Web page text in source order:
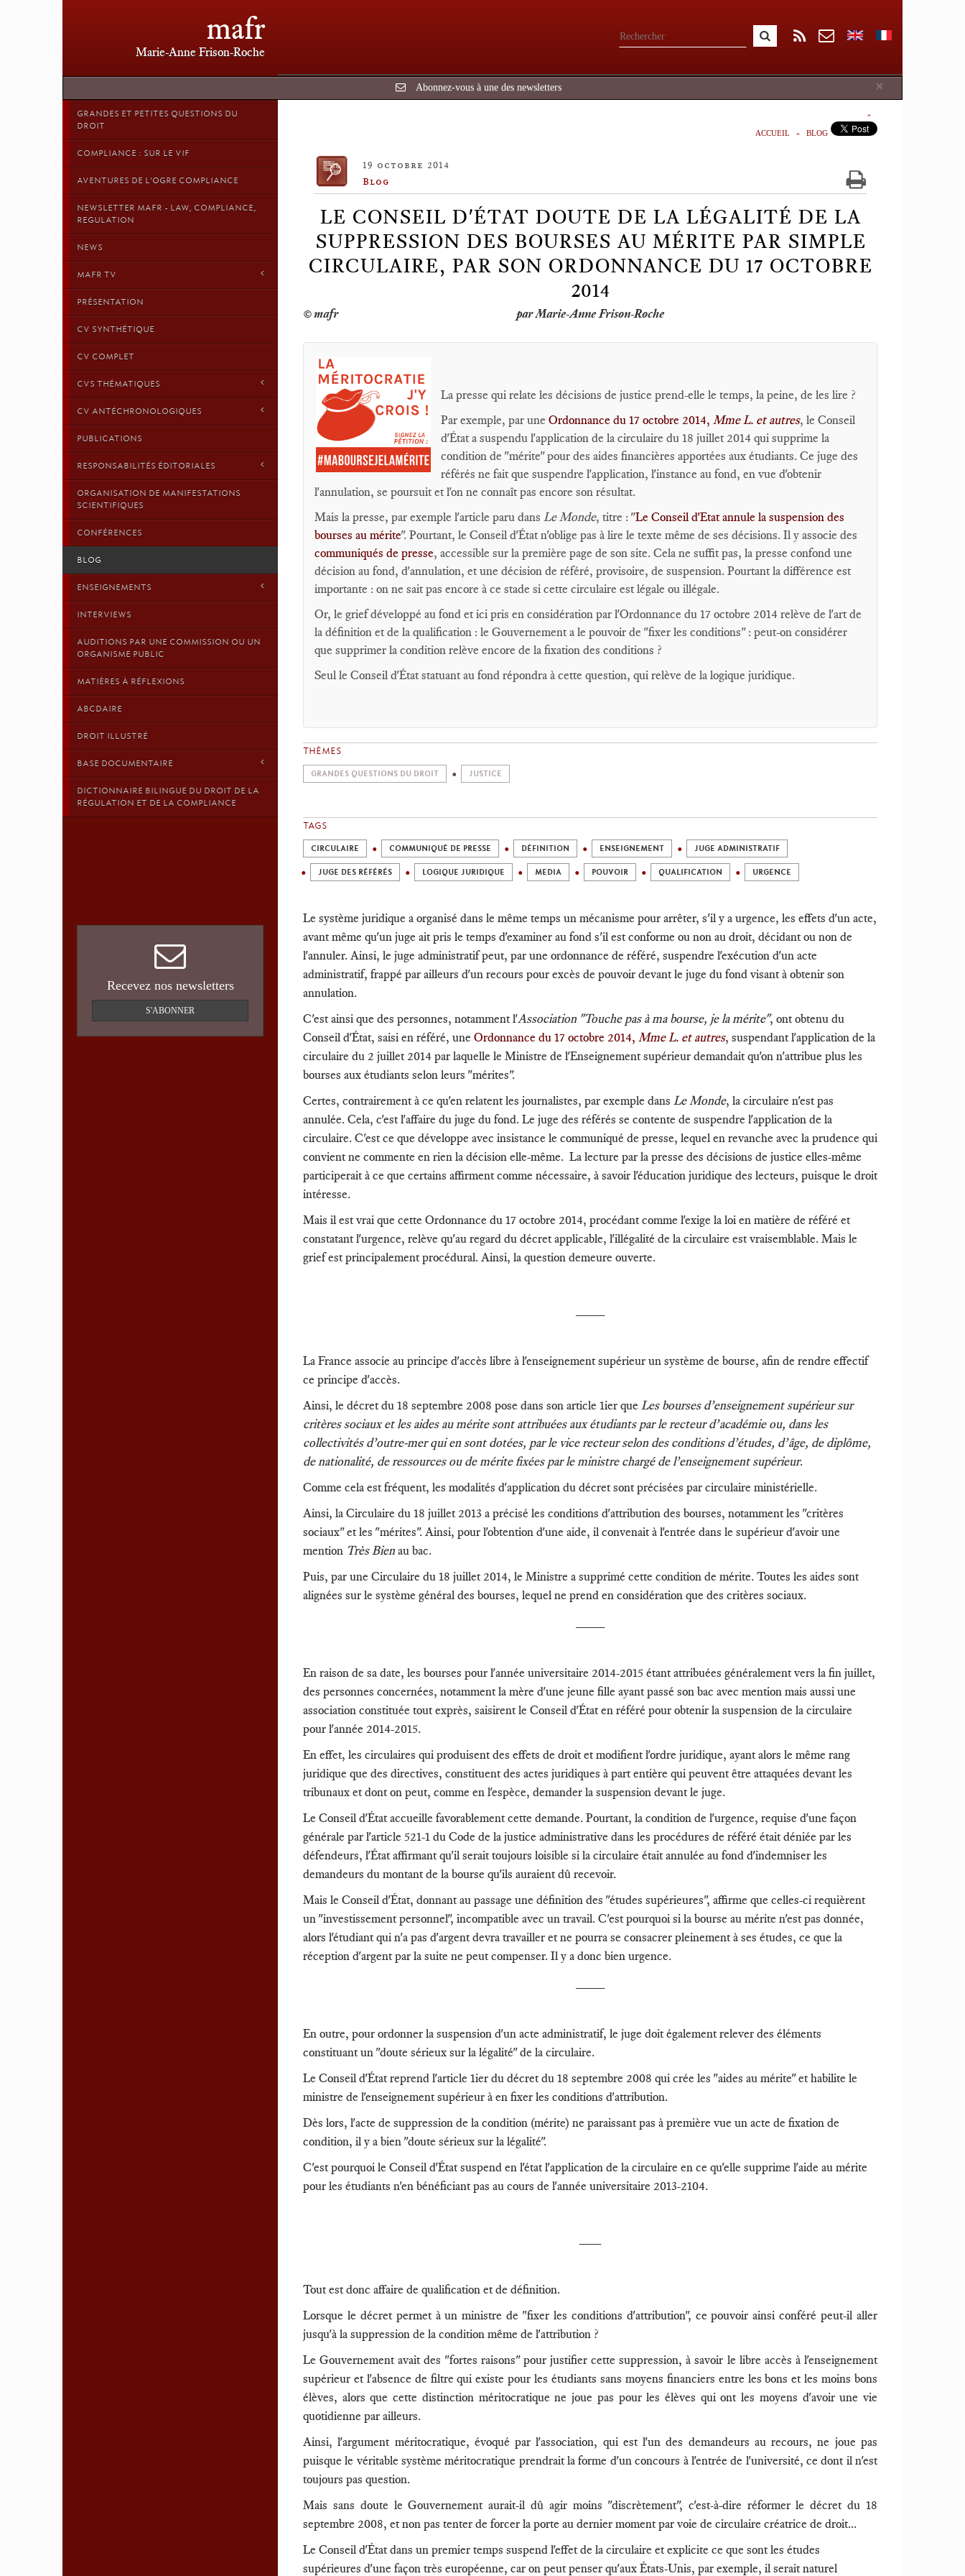
mafr
Marie-Anne Frison-Roche
×
Abonnez-vous à une des newsletters
GRANDES ET PETITES QUESTIONS DU
DROIT
COMPLIANCE : SUR LE VIF
AVENTURES DE L'OGRE COMPLIANCE
NEWSLETTER MAFR - LAW, COMPLIANCE,
REGULATION
NEWS
MAFR TV
PRÉSENTATION
CV SYNTHÉTIQUE
CV COMPLET
CVS THÉMATIQUES
CV ANTÉCHRONOLOGIQUES
PUBLICATIONS
RESPONSABILITÉS ÉDITORIALES
ORGANISATION DE MANIFESTATIONS
SCIENTIFIQUES
CONFÉRENCES
BLOG
ENSEIGNEMENTS
INTERVIEWS
AUDITIONS PAR UNE COMMISSION OU UN
ORGANISME PUBLIC
MATIÈRES À RÉFLEXIONS
ABCDAIRE
DROIT ILLUSTRÉ
BASE DOCUMENTAIRE
DICTIONNAIRE BILINGUE DU DROIT DE LA
RÉGULATION ET DE LA COMPLIANCE
Recevez nos newsletters
S'ABONNER
ACCUEIL BLOG
19 octobre 2014
Blog
LE CONSEIL D'ÉTAT DOUTE DE LA LÉGALITÉ DE LA
SUPPRESSION DES BOURSES AU MÉRITE PAR SIMPLE
CIRCULAIRE, PAR SON ORDONNANCE DU 17 OCTOBRE
2014
par Marie-Anne Frison-Roche
La presse qui relate les décisions de justice prend-elle le temps, la peine, de les lire ?
Par exemple, par une Ordonnance du 17 octobre 2014, Mme L. et autres, le Conseil
d'État a suspendu l'application de la circulaire du 18 juillet 2014 qui supprime la
condition de "mérite" pour des aides financières apportées aux étudiants. Ce juge des
référés ne fait que suspendre l'application, l'instance au fond, en vue d'obtenir
l'annulation, se poursuit et l'on ne connaît pas encore son résultat.
Mais la presse, par exemple l'article paru dans Le Monde, titre : "Le Conseil d'Etat annule la suspension des
bourses au mérite". Pourtant, le Conseil d'État n'oblige pas à lire le texte même de ses décisions. Il y associe des
communiqués de presse, accessible sur la première page de son site. Cela ne suffit pas, la presse confond une
décision au fond, d'annulation, et une décision de référé, provisoire, de suspension. Pourtant la différence est
importante : on ne sait pas encore à ce stade si cette circulaire est légale ou illégale.
Or, le grief développé au fond et ici pris en considération par l'Ordonnance du 17 octobre 2014 relève de l'art de
la définition et de la qualification : le Gouvernement a le pouvoir de "fixer les conditions" : peut-on considérer
que supprimer la condition relève encore de la fixation des conditions ?
Seul le Conseil d'État statuant au fond répondra à cette question, qui relève de la logique juridique.
THÈMES
GRANDES QUESTIONS DU DROIT JUSTICE
TAGS
CIRCULAIRE COMMUNIQUÉ DE PRESSE DÉFINITION ENSEIGNEMENT JUGE ADMINISTRATIF
JUGE DES RÉFÉRÉS LOGIQUE JURIDIQUE MEDIA POUVOIR QUALIFICATION URGENCE
Le système juridique a organisé dans le même temps un mécanisme pour arrêter, s'il y a urgence, les effets d'un acte,
avant même qu'un juge ait pris le temps d'examiner au fond s'il est conforme ou non au droit, décidant ou non de
l'annuler. Ainsi, le juge administratif peut, par une ordonnance de référé, suspendre l'exécution d'un acte
administratif, frappé par ailleurs d'un recours pour excès de pouvoir devant le juge du fond visant à obtenir son
annulation.
C'est ainsi que des personnes, notamment l'Association "Touche pas à ma bourse, je la mérite", ont obtenu du
Conseil d'État, saisi en référé, une Ordonnance du 17 octobre 2014, Mme L. et autres, suspendant l'application de la
circulaire du 2 juillet 2014 par laquelle le Ministre de l'Enseignement supérieur demandait qu'on n'attribue plus les
bourses aux étudiants selon leurs "mérites".
Certes, contrairement à ce qu'en relatent les journalistes, par exemple dans Le Monde, la circulaire n'est pas
annulée. Cela, c'est l'affaire du juge du fond. Le juge des référés se contente de suspendre l'application de la
circulaire. C'est ce que développe avec insistance le communiqué de presse, lequel en revanche avec la prudence qui
convient ne commente en rien la décision elle-même. La lecture par la presse des décisions de justice elles-même
participerait à ce que certains affirment comme nécessaire, à savoir l'éducation juridique des lecteurs, puisque le droit
intéresse.
Mais il est vrai que cette Ordonnance du 17 octobre 2014, procédant comme l'exige la loi en matière de référé et
constatant l'urgence, relève qu'au regard du décret applicable, l'illégalité de la circulaire est vraisemblable. Mais le
grief est principalement procédural. Ainsi, la question demeure ouverte.
La France associe au principe d'accès libre à l'enseignement supérieur un système de bourse, afin de rendre effectif
ce principe d'accès.
Ainsi, le décret du 18 septembre 2008 pose dans son article 1ier que Les bourses d’enseignement supérieur sur
critères sociaux et les aides au mérite sont attribuées aux étudiants par le recteur d’académie ou, dans les
collectivités d’outre-mer qui en sont dotées, par le vice recteur selon des conditions d’études, d’âge, de diplôme,
de nationalité, de ressources ou de mérite fixées par le ministre chargé de l’enseignement supérieur.
Comme cela est fréquent, les modalités d'application du décret sont précisées par circulaire ministérielle.
Ainsi, la Circulaire du 18 juillet 2013 a précisé les conditions d'attribution des bourses, notamment les "critères
sociaux" et les "mérites". Ainsi, pour l'obtention d'une aide, il convenait à l'entrée dans le supérieur d'avoir une
mention Très Bien au bac.
Puis, par une Circulaire du 18 juillet 2014, le Ministre a supprimé cette condition de mérite. Toutes les aides sont
alignées sur le système général des bourses, lequel ne prend en considération que des critères sociaux.
En raison de sa date, les bourses pour l'année universitaire 2014-2015 étant attribuées généralement vers la fin juillet,
des personnes concernées, notamment la mère d'une jeune fille ayant passé son bac avec mention mais aussi une
association constituée tout exprès, saisirent le Conseil d'État en référé pour obtenir la suspension de la circulaire
pour l'année 2014-2015.
En effet, les circulaires qui produisent des effets de droit et modifient l'ordre juridique, ayant alors le même rang
juridique que des directives, constituent des actes juridiques à part entière qui peuvent être attaquées devant les
tribunaux et dont on peut, comme en l'espèce, demander la suspension devant le juge.
Le Conseil d'État accueille favorablement cette demande. Pourtant, la condition de l'urgence, requise d'une façon
générale par l'article 521-1 du Code de la justice administrative dans les procédures de référé était déniée par les
défendeurs, l'État affirmant qu'il serait toujours loisible si la circulaire était annulée au fond d'indemniser les
demandeurs du montant de la bourse qu'ils auraient dû recevoir.
Mais le Conseil d'État, donnant au passage une définition des "études supérieures", affirme que celles-ci requièrent
un "investissement personnel", incompatible avec un travail. C'est pourquoi si la bourse au mérite n'est pas donnée,
alors l'étudiant qui n'a pas d'argent devra travailler et ne pourra se consacrer pleinement à ses études, ce que la
réception d'argent par la suite ne peut compenser. Il y a donc bien urgence.
En outre, pour ordonner la suspension d'un acte administratif, le juge doit également relever des éléments
constituant un "doute sérieux sur la légalité" de la circulaire.
Le Conseil d'État reprend l'article 1ier du décret du 18 septembre 2008 qui crée les "aides au mérite" et habilite le
ministre de l'enseignement supérieur à en fixer les conditions d'attribution.
Dès lors, l'acte de suppression de la condition (mérite) ne paraissant pas à première vue un acte de fixation de
condition, il y a bien "doute sérieux sur la légalité".
C'est pourquoi le Conseil d'État suspend en l'état l'application de la circulaire en ce qu'elle supprime l'aide au mérite
pour les étudiants n'en bénéficiant pas au cours de l'année universitaire 2013-2104.
Tout est donc affaire de qualification et de définition.
Lorsque le décret permet à un ministre de "fixer les conditions d'attribution", ce pouvoir ainsi conféré peut-il aller
jusqu'à la suppression de la condition même de l'attribution ?
Le Gouvernement avait des "fortes raisons" pour justifier cette suppression, à savoir le libre accès à l'enseignement
supérieur et l'absence de filtre qui existe pour les étudiants sans moyens financiers entre les bons et les moins bons
élèves, alors que cette distinction méritocratique ne joue pas pour les élèves qui ont les moyens d'avoir une vie
quotidienne par ailleurs.
Ainsi, l'argument méritocratique, évoqué par l'association, qui est l'un des demandeurs au recours, ne joue pas
puisque le véritable système méritocratique prendrait la forme d'un concours à l'entrée de l'université, ce dont il n'est
toujours pas question.
Mais sans doute le Gouvernement aurait-il dû agir moins "discrètement", c'est-à-dire réformer le décret du 18
septembre 2008, et non pas tenter de forcer la porte au dernier moment par voie de circulaire créatrice de droit...
Le Conseil d'État dans un premier temps suspend l'effet de la circulaire et explicite ce que sont les études
supérieures d'une façon très européenne, car on peut penser qu'aux États-Unis, par exemple, il serait naturel